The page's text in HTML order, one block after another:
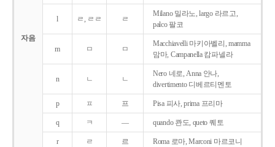
자음
l ㄹ, ㄹㄹ ㄹ
Milano 밀라노, largo 라르고,
palco 팔코
m ㅁ ㅁ
Macchiavelli 마키아벨리, mamma
맘마, Campanella 캄파넬라
n ㄴ ㄴ
Nero 네로, Anna 안나,
divertimento 디베르티멘토
p ㅍ 프 Pisa 피사, prima 프리마
q ㅋ ― quando 콴도, queto 퀘토
r ㄹ 르 Roma 로마, Marconi 마르코니